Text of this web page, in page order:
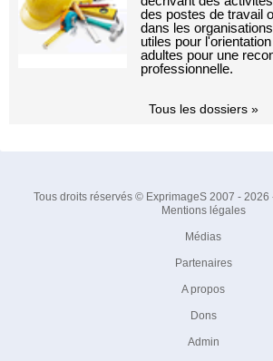
des postes de travail
dans les
utiles pour
adultes pour une
professionnelle.
Tous les dossiers »
Tous droits réservés © ExprimageS 2007 - 2026
Mentions légales
Médias
Partenaires
A propos
Dons
Admin